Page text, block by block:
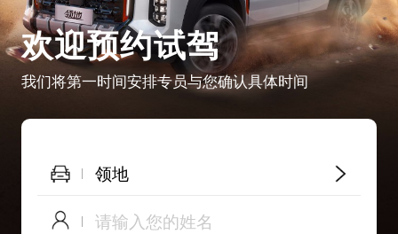
欢迎预约试驾
我们将第一时间安排专员与您确认具体时间
领地